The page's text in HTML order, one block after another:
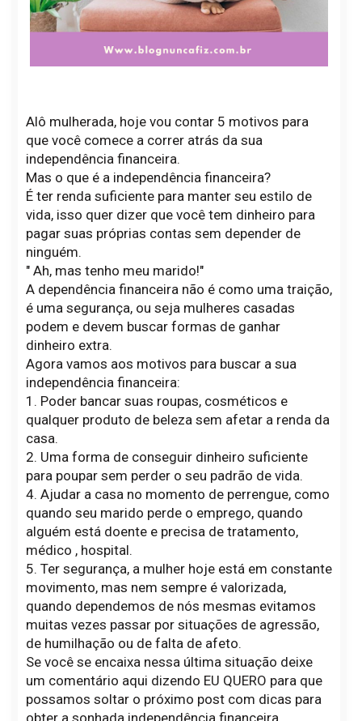
Alô mulherada, hoje vou contar 5 motivos para
que você comece a correr atrás da sua
independência financeira.
Mas o que é a independência financeira?
É ter renda suficiente para manter seu estilo de
vida, isso quer dizer que você tem dinheiro para
pagar suas próprias contas sem depender de
ninguém.
" Ah, mas tenho meu marido!"
A dependência financeira não é como uma traição,
é uma segurança, ou seja mulheres casadas
podem e devem buscar formas de ganhar
dinheiro extra.
Agora vamos aos motivos para buscar a sua
independência financeira:
1. Poder bancar suas roupas, cosméticos e
qualquer produto de beleza sem afetar a renda da
casa.
2. Uma forma de conseguir dinheiro suficiente
para poupar sem perder o seu padrão de vida.
4. Ajudar a casa no momento de perrengue, como
quando seu marido perde o emprego, quando
alguém está doente e precisa de tratamento,
médico , hospital.
5. Ter segurança, a mulher hoje está em constante
movimento, mas nem sempre é valorizada,
quando dependemos de nós mesmas evitamos
muitas vezes passar por situações de agressão,
de humilhação ou de falta de afeto.
Se você se encaixa nessa última situação deixe
um comentário aqui dizendo EU QUERO para que
possamos soltar o próximo post com dicas para